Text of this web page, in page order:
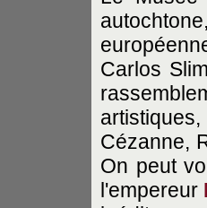
Carlos
Cézanne,
On peut
l'empereur